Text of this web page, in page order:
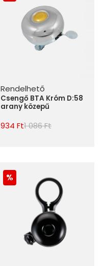
Rendelhető
Csengő BTA Króm D:58
arany közepű
934 Ft1 086 Ft